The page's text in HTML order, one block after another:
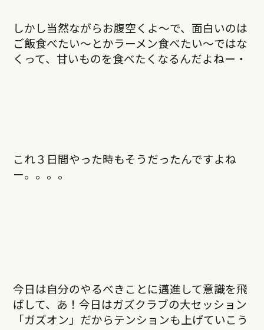
しかし当然ながらお腹空くよ〜で、面白いのは
ご飯食べたい〜とかラーメン食べたい〜ではな
くって、甘いものを食べたくなるんだよねー・
これ３日間やった時もそうだったんですよね
ー。。。。
今日は自分のやるべきことに邁進して意識を飛
ばして、あ！今日はガズクラブの大セッション
「ガズオン」だからテンションも上げていこう